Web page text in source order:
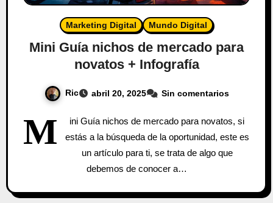
Marketing Digital Mundo Digital
Mini Guía nichos de mercado para
novatos + Infografía
Ric abril 20, 2025 Sin comentarios
M
ini Guía nichos de mercado para novatos, si
estás a la búsqueda de la oportunidad, este es
un artículo para ti, se trata de algo que
debemos de conocer a…